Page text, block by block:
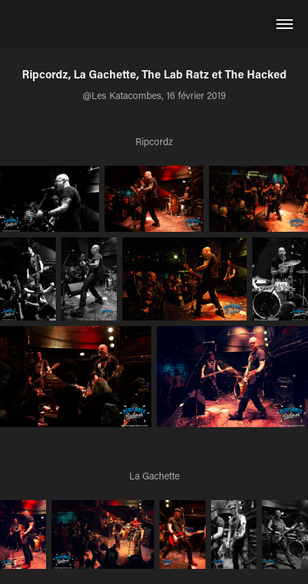
Ripcordz, La Gachette, The Lab Ratz et The Hacked
@Les Katacombes, 16 février 2019
Ripcordz
La Gachette